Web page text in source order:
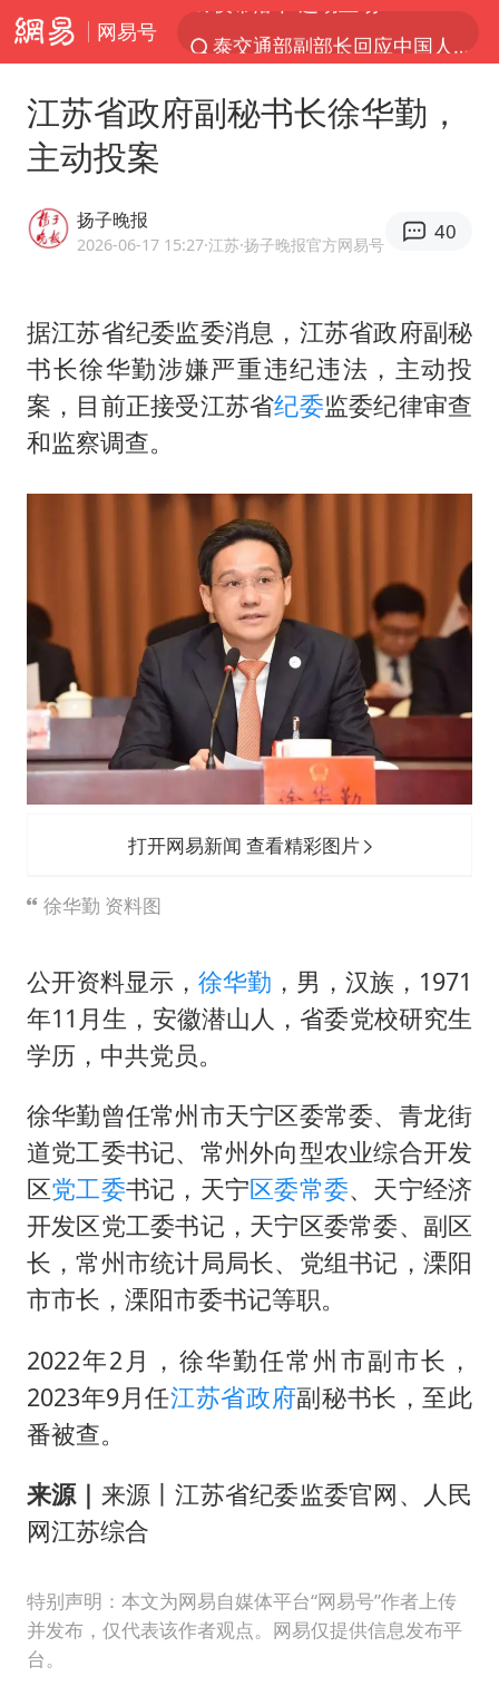
网易号
段绚竞因公牺牲 年仅44岁
男子结婚8年3个女儿均非亲生
“不建议大家买深色蛋糕”
台风白海豚逼近 暴雨大暴雨来袭
男子杀人后逃进深山21年活得像野人
公司“上四休三”但要降薪1000元
47岁妈妈突然产女 26岁女儿：很震惊
97岁英国奶奶飞上天再破吉尼斯纪录
如何把百年大党建设得更加坚强有力？
江苏省政府副秘书长徐华勤，
主动投案
扬子晚报
2026-06-17 15:27·江苏·扬子晚报官方网易号
40
据江苏省纪委监委消息，江苏省政府副秘
书长徐华勤涉嫌严重违纪违法，主动投
案，目前正接受江苏省纪委监委纪律审查
和监察调查。
打开网易新闻 查看精彩图片
徐华勤 资料图
公开资料显示， 徐华勤 ，男，汉族，1971
年11月生，安徽潜山人，省委党校研究生
学历，中共党员。
徐华勤曾任常州市天宁区委常委、青龙街
道党工委书记、常州外向型农业综合开发
区党工委书记，天宁区委常委、天宁经济
开发区党工委书记，天宁区委常委、副区
长，常州市统计局局长、党组书记，溧阳
市市长，溧阳市委书记等职。
2022年2月，徐华勤任常州市副市长，
2023年9月任江苏省政府副秘书长，至此
番被查。
来源｜ 来源丨江苏省纪委监委官网、人民
网江苏综合
特别声明：本文为网易自媒体平台“网易号”作者上传
并发布，仅代表该作者观点。网易仅提供信息发布平
台。